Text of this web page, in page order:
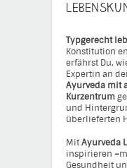
Typgerecht
Konstitution
erfährst Du,
Expertin an
Ayurveda mit
Kurzentrum
und
überlieferten
MitAyurveda
inspirieren –
Gesundheit